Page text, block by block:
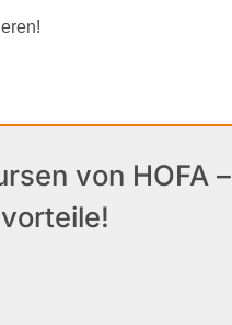
von HOFA –